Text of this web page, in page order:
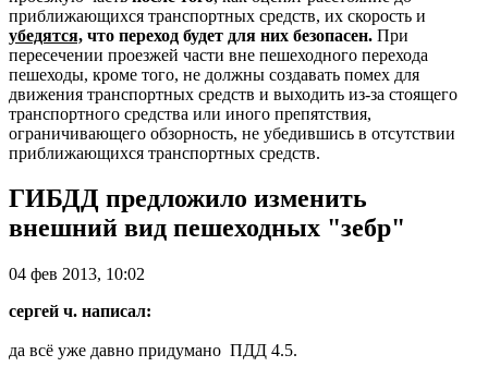
приближающихся транспортных средств, их скорость и
убедятся, что переход будет для них безопасен. При
пересечении проезжей части вне пешеходного перехода
пешеходы, кроме того, не должны создавать помех для
движения транспортных средств и выходить из-за стоящего
транспортного средства или иного препятствия,
ограничивающего обзорность, не убедившись в отсутствии
приближающихся транспортных средств.
ГИБДД предложило изменить
внешний вид пешеходных "зебр"
04 фев 2013, 10:02
сергей ч. написал:
да всё уже давно придумано ПДД 4.5.